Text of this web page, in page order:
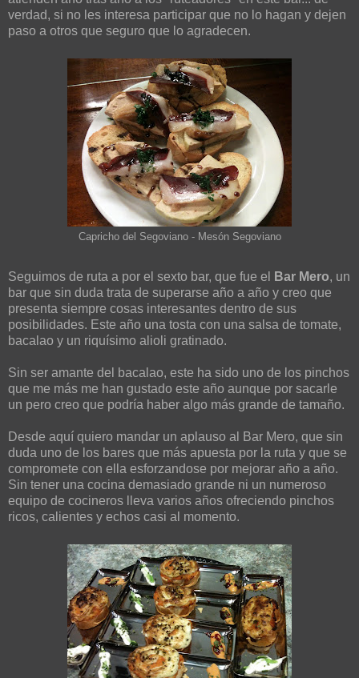
verdad, si no les interesa participar que no lo hagan y dejen
paso a otros que seguro que lo agradecen.
Capricho del Segoviano - Mesón Segoviano
Seguimos de ruta a por el sexto bar, que fue el Bar Mero, un
bar que sin duda trata de superarse año a año y creo que
presenta siempre cosas interesantes dentro de sus
posibilidades. Este año una tosta con una salsa de tomate,
bacalao y un riquísimo alioli gratinado.
Sin ser amante del bacalao, este ha sido uno de los pinchos
que me más me han gustado este año aunque por sacarle
un pero creo que podría haber algo más grande de tamaño.
Desde aquí quiero mandar un aplauso al Bar Mero, que sin
duda uno de los bares que más apuesta por la ruta y que se
compromete con ella esforzandose por mejorar año a año.
Sin tener una cocina demasiado grande ni un numeroso
equipo de cocineros lleva varios años ofreciendo pinchos
ricos, calientes y echos casi al momento.